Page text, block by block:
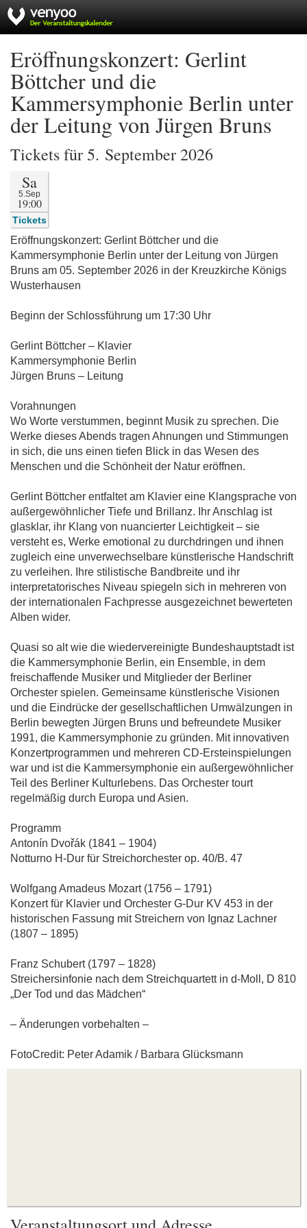
Eröffnungskonzert: Gerlint
Böttcher und die
Kammersymphonie Berlin unter
der Leitung von Jürgen Bruns
Tickets für 5. September 2026
Sa
5.Sep
19:00
Tickets
Eröffnungskonzert: Gerlint Böttcher und die
Kammersymphonie Berlin unter der Leitung von Jürgen
Bruns am 05. September 2026 in der Kreuzkirche Königs
Wusterhausen
Beginn der Schlossführung um 17:30 Uhr
Gerlint Böttcher – Klavier
Kammersymphonie Berlin
Jürgen Bruns – Leitung
Vorahnungen
Wo Worte verstummen, beginnt Musik zu sprechen. Die
Werke dieses Abends tragen Ahnungen und Stimmungen
in sich, die uns einen tiefen Blick in das Wesen des
Menschen und die Schönheit der Natur eröffnen.
Gerlint Böttcher entfaltet am Klavier eine Klangsprache von
außergewöhnlicher Tiefe und Brillanz. Ihr Anschlag ist
glasklar, ihr Klang von nuancierter Leichtigkeit – sie
versteht es, Werke emotional zu durchdringen und ihnen
zugleich eine unverwechselbare künstlerische Handschrift
zu verleihen. Ihre stilistische Bandbreite und ihr
interpretatorisches Niveau spiegeln sich in mehreren von
der internationalen Fachpresse ausgezeichnet bewerteten
Alben wider.
Quasi so alt wie die wiedervereinigte Bundeshauptstadt ist
die Kammersymphonie Berlin, ein Ensemble, in dem
freischaffende Musiker und Mitglieder der Berliner
Orchester spielen. Gemeinsame künstlerische Visionen
und die Eindrücke der gesellschaftlichen Umwälzungen in
Berlin bewegten Jürgen Bruns und befreundete Musiker
1991, die Kammersymphonie zu gründen. Mit innovativen
Konzertprogrammen und mehreren CD-Ersteinspielungen
war und ist die Kammersymphonie ein außergewöhnlicher
Teil des Berliner Kulturlebens. Das Orchester tourt
regelmäßig durch Europa und Asien.
Programm
Antonín Dvořák (1841 – 1904)
Notturno H-Dur für Streichorchester op. 40/B. 47
Wolfgang Amadeus Mozart (1756 – 1791)
Konzert für Klavier und Orchester G-Dur KV 453 in der
historischen Fassung mit Streichern von Ignaz Lachner
(1807 – 1895)
Franz Schubert (1797 – 1828)
Streichersinfonie nach dem Streichquartett in d-Moll, D 810
„Der Tod und das Mädchen“
– Änderungen vorbehalten –
FotoCredit: Peter Adamik / Barbara Glücksmann